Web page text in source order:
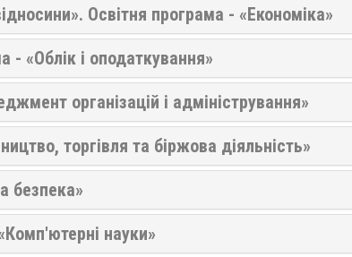
Освітня програма - «Економіка»
- «Облік і оподаткування»
організацій і адміністрування»
торгівля та біржова діяльність»
безпека»
науки»